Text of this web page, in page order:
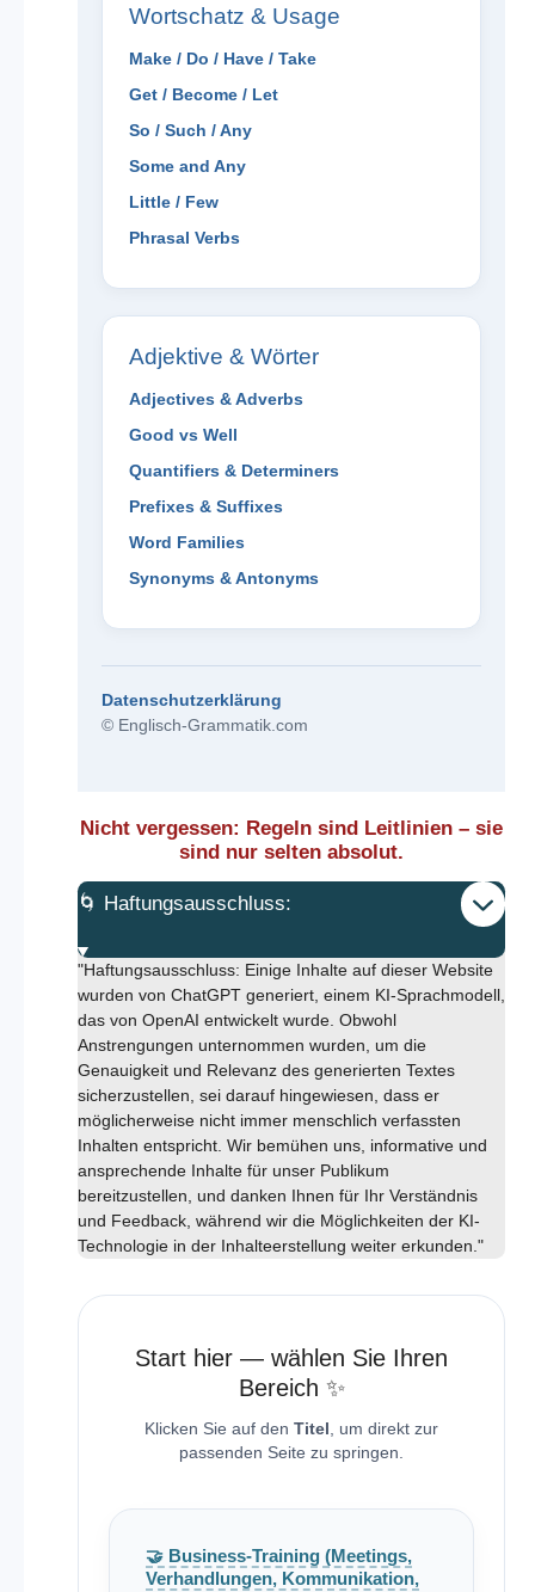
Wortschatz & Usage
Make / Do / Have / Take
Get / Become / Let
So / Such / Any
Some and Any
Little / Few
Phrasal Verbs
Adjektive & Wörter
Adjectives & Adverbs
Good vs Well
Quantifiers & Determiners
Prefixes & Suffixes
Word Families
Synonyms & Antonyms
Datenschutzerklärung
© Englisch-Grammatik.com
Nicht vergessen: Regeln sind Leitlinien – sie
sind nur selten absolut.
🌀 Haftungsausschluss:
"Haftungsausschluss: Einige Inhalte auf dieser Website
wurden von ChatGPT generiert, einem KI-Sprachmodell,
das von OpenAI entwickelt wurde. Obwohl
Anstrengungen unternommen wurden, um die
Genauigkeit und Relevanz des generierten Textes
sicherzustellen, sei darauf hingewiesen, dass er
möglicherweise nicht immer menschlich verfassten
Inhalten entspricht. Wir bemühen uns, informative und
ansprechende Inhalte für unser Publikum
bereitzustellen, und danken Ihnen für Ihr Verständnis
und Feedback, während wir die Möglichkeiten der KI-
Technologie in der Inhalteerstellung weiter erkunden."
Start hier — wählen Sie Ihren
Bereich ✨
Klicken Sie auf den Titel , um direkt zur
passenden Seite zu springen.
🤝 Business-Training (Meetings,
Verhandlungen, Kommunikation,